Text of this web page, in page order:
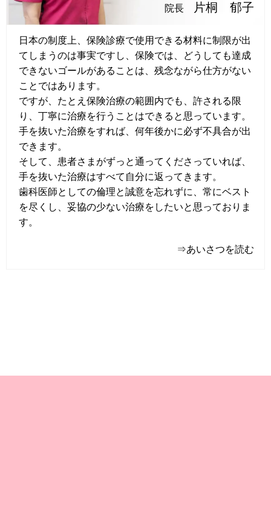
院長 片桐 郁子
日本の制度上、保険診療で使用できる材料に制限が出
てしまうのは事実ですし、保険では、どうしても達成
できないゴールがあることは、残念ながら仕方がない
ことではあります。
ですが、たとえ保険治療の範囲内でも、許される限
り、丁寧に治療を行うことはできると思っています。
手を抜いた治療をすれば、何年後かに必ず不具合が出
できます。
そして、患者さまがずっと通ってくださっていれば、
手を抜いた治療はすべて自分に返ってきます。
歯科医師としての倫理と誠意を忘れずに、常にベスト
を尽くし、妥協の少ない治療をしたいと思っておりま
す。
⇒あいさつを読む